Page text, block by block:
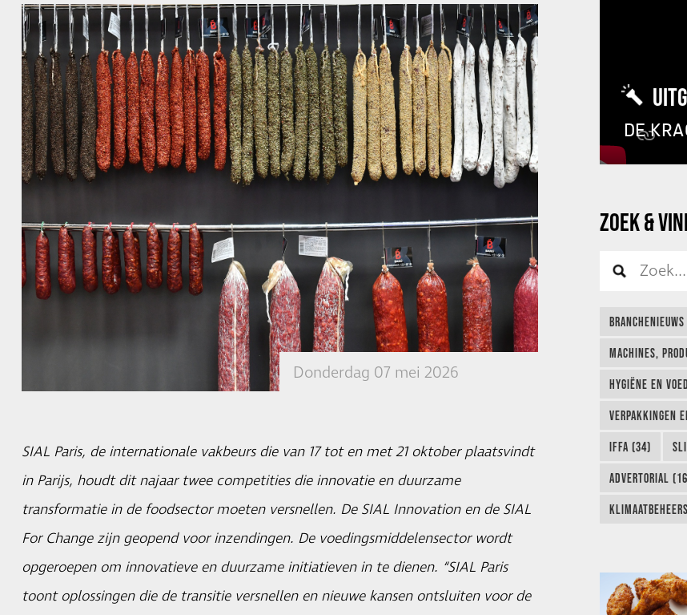
Donderdag 07 mei 2026
SIAL Paris, de internationale vakbeurs die van 17 tot en met 21 oktober plaatsvindt
in Parijs, houdt dit najaar twee competities die innovatie en duurzame
transformatie in de foodsector moeten versnellen. De SIAL Innovation en de SIAL
For Change zijn geopend voor inzendingen. De voedingsmiddelensector wordt
opgeroepen om innovatieve en duurzame initiatieven in te dienen. “SIAL Paris
toont oplossingen die de transitie versnellen en nieuwe kansen ontsluiten voor de
DE
ZOEK &
MACHINES,
HYGIËNE EN
VERPAKKINGEN
IFFA (34)
ADVERTORIAL